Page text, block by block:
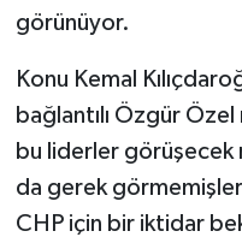
görünüyor.
Konu Kemal
bağlantılı Özgür
bu liderler görüşecek
da gerek
CHP için bir iktidar